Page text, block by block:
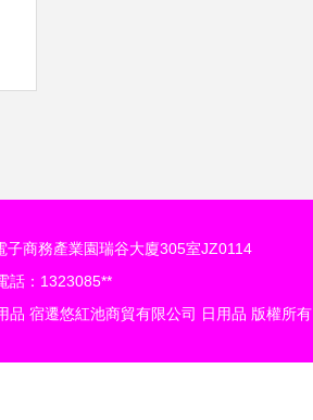
子商務產業園瑞谷大廈305室JZ0114
話：1323085**
品 宿遷悠紅池商貿有限公司 日用品 版權所有